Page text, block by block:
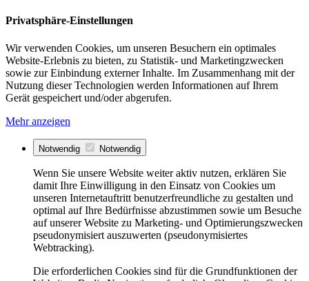
Privatsphäre-Einstellungen
Wir verwenden Cookies, um unseren Besuchern ein optimales
Website-Erlebnis zu bieten, zu Statistik- und Marketingzwecken
sowie zur Einbindung externer Inhalte. Im Zusammenhang mit der
Nutzung dieser Technologien werden Informationen auf Ihrem
Gerät gespeichert und/oder abgerufen.
Mehr anzeigen
Notwendig Notwendig
Wenn Sie unsere Website weiter aktiv nutzen, erklären Sie
damit Ihre Einwilligung in den Einsatz von Cookies um
unseren Internetauftritt benutzerfreundliche zu gestalten und
optimal auf Ihre Bedürfnisse abzustimmen sowie um Besuche
auf unserer Website zu Marketing- und Optimierungszwecken
pseudonymisiert auszuwerten (pseudonymisiertes
Webtracking).
Die erforderlichen Cookies sind für die Grundfunktionen der